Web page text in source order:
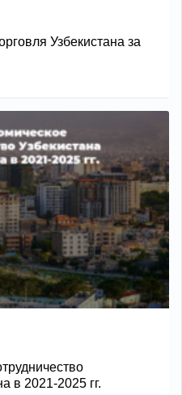
Узбекистана за
в 2021-2025 гг.